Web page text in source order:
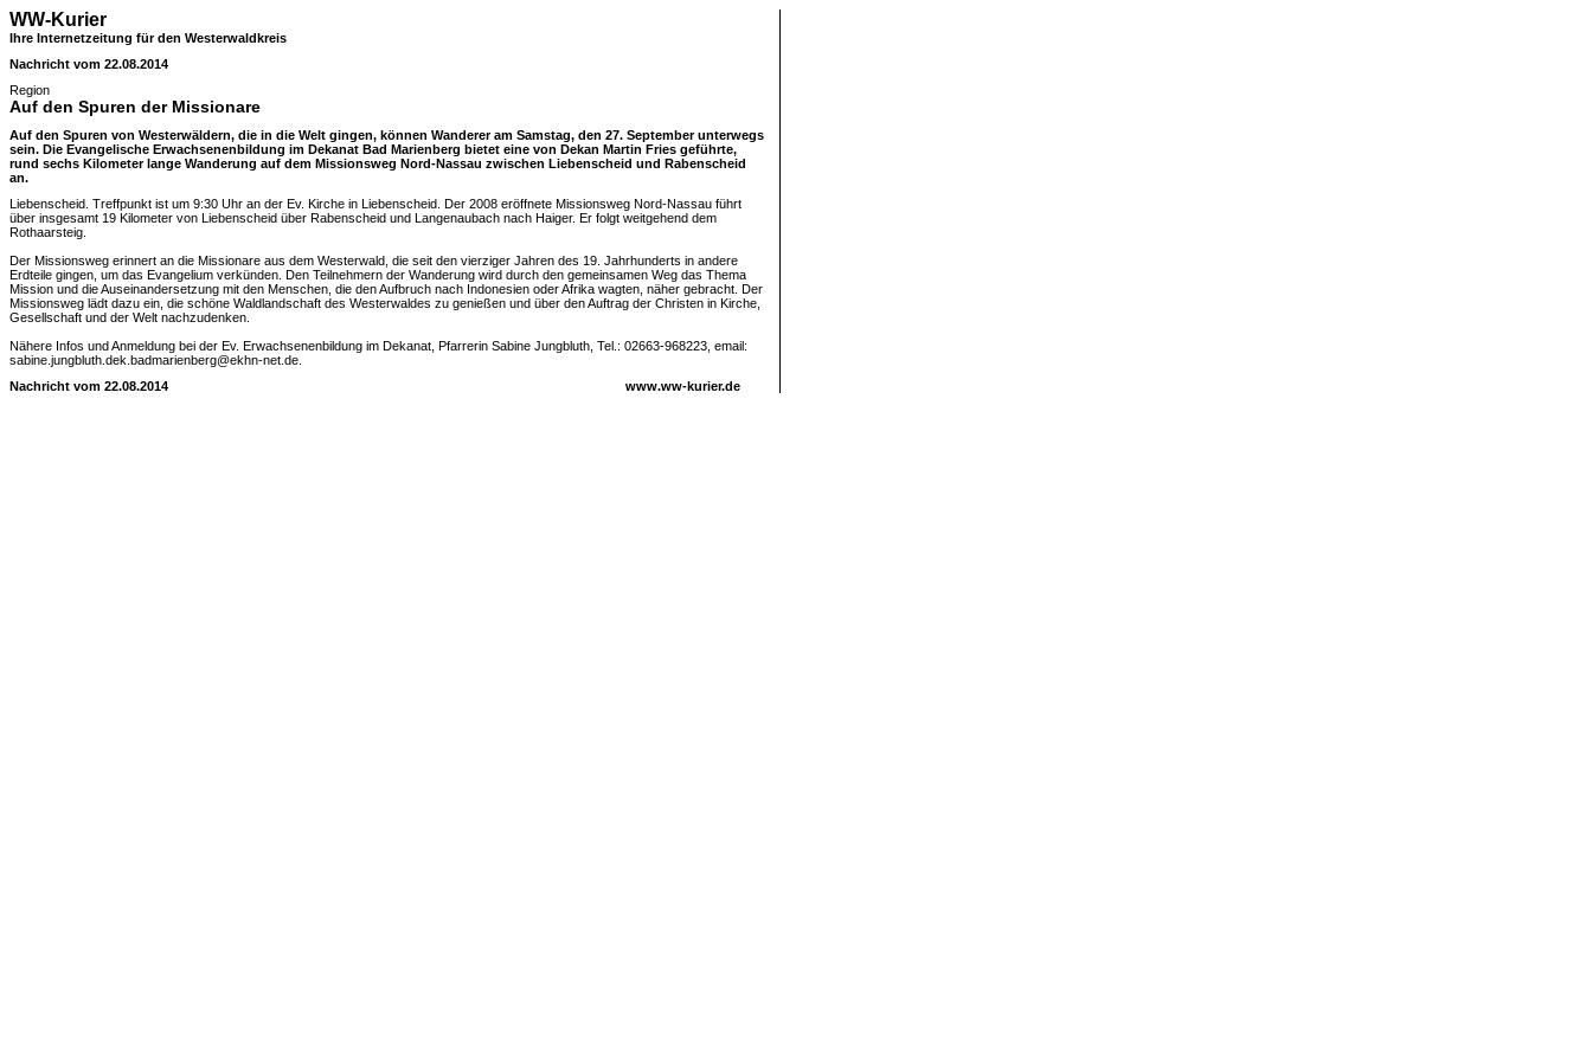
WW-Kurier
Ihre Internetzeitung für den Westerwaldkreis
Nachricht vom 22.08.2014
Region
Auf den Spuren der Missionare
Auf den Spuren von Westerwäldern, die in die Welt gingen, können Wanderer am Samstag, den 27. September unterwegs
sein. Die Evangelische Erwachsenenbildung im Dekanat Bad Marienberg bietet eine von Dekan Martin Fries geführte,
rund sechs Kilometer lange Wanderung auf dem Missionsweg Nord-Nassau zwischen Liebenscheid und Rabenscheid
an.
Liebenscheid. Treffpunkt ist um 9:30 Uhr an der Ev. Kirche in Liebenscheid. Der 2008 eröffnete Missionsweg Nord-Nassau führt
über insgesamt 19 Kilometer von Liebenscheid über Rabenscheid und Langenaubach nach Haiger. Er folgt weitgehend dem
Rothaarsteig.
Der Missionsweg erinnert an die Missionare aus dem Westerwald, die seit den vierziger Jahren des 19. Jahrhunderts in andere
Erdteile gingen, um das Evangelium verkünden. Den Teilnehmern der Wanderung wird durch den gemeinsamen Weg das Thema
Mission und die Auseinandersetzung mit den Menschen, die den Aufbruch nach Indonesien oder Afrika wagten, näher gebracht. Der
Missionsweg lädt dazu ein, die schöne Waldlandschaft des Westerwaldes zu genießen und über den Auftrag der Christen in Kirche,
Gesellschaft und der Welt nachzudenken.
Nähere Infos und Anmeldung bei der Ev. Erwachsenenbildung im Dekanat, Pfarrerin Sabine Jungbluth, Tel.: 02663-968223, email:
sabine.jungbluth.dek.badmarienberg@ekhn-net.de.
Nachricht vom 22.08.2014
www.ww-kurier.de